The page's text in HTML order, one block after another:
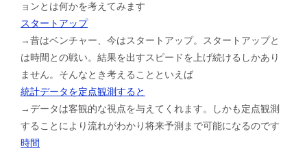
ョンとは何かを考えてみます
スタートアップ
→昔はベンチャー、今はスタートアップ。スタートアップと
は時間との戦い。結果を出すスピードを上げ続けるしかあり
ません。そんなとき考えることといえば
統計データを定点観測すると
→データは客観的な視点を与えてくれます。しかも定点観測
することにより流れがわかり将来予測まで可能になるのです
時間